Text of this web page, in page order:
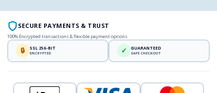
SECURE PAYMENTS & TRUST
100% Encrypted transactions & flexible payment options
🔒 SSL 256-BIT
ENCRYPTED ✓ GUARANTEED
SAFE CHECKOUT